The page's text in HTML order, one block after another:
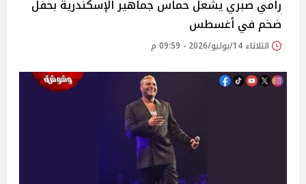
رامي صبري يشعل حماس جماهير الإسكندرية بحفل
ضخم في أغسطس
الثلاثاء 14/يوليو/2026 - 09:59 م